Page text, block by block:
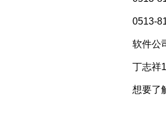
0513-
软件公司
丁志祥
想要了解